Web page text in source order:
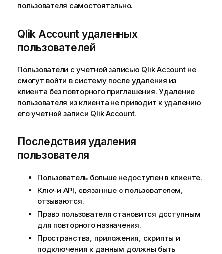
пользователя самостоятельно.
Qlik Account удаленных
пользователей
Пользователи с учетной записью Qlik Accountне
смогут войти в систему после удаления из
клиента без повторного приглашения. Удаление
пользователя из клиента не приводит к удалению
его учетной записи Qlik Account.
Последствия удаления
пользователя
Пользователь больше недоступен в клиенте.
Ключи API, связанные с пользователем,
отзываются.
Право пользователя становится доступным
для повторного назначения.
Пространства, приложения, скрипты и
подключения к данным должны быть